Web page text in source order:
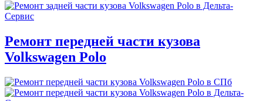
Ремонт передней части кузова
Volkswagen Polo